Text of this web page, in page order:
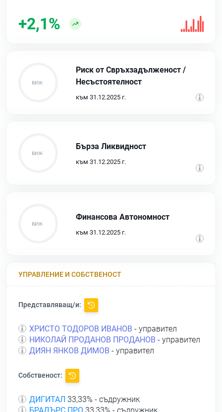
+2,1%
Риск от Свръхзадълженост /
Несъстоятелност
към 31.12.2025 г.
Бърза Ликвидност
към 31.12.2025 г.
Финансова Автономност
към 31.12.2025 г.
УПРАВЛЕНИЕ И СОБСТВЕНОСТ
Представляващ/и:
ХРИСТО ТОДОРОВ ИВАНОВ - управител
НИКОЛАЙ ПРОДАНОВ ПРОДАНОВ - управител
ДИЯН ЯНКОВ ДИМОВ - управител
Собственост:
ДИГИТАЛ 33,33% - съдружник